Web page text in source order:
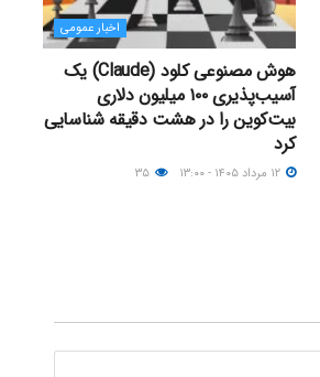
اخبار عمومی
هوش مصنوعی کلود (Claude) یک
آسیب‌پذیری ۱۰۰ میلیون دلاری
بیت‌کوین را در هشت دقیقه شناسایی
کرد